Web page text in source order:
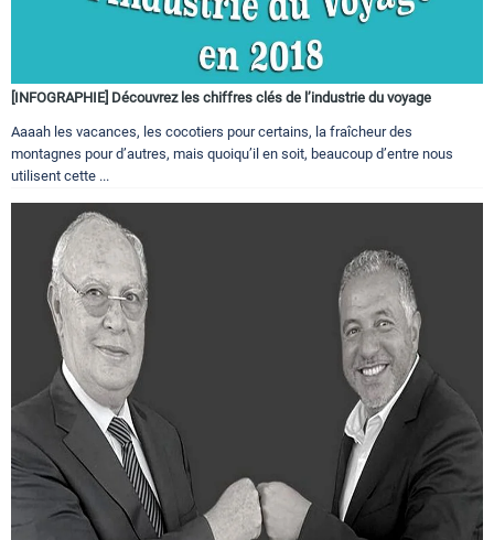
[INFOGRAPHIE] Découvrez les chiffres clés de l’industrie du voyage
Aaaah les vacances, les cocotiers pour certains, la fraîcheur des
montagnes pour d’autres, mais quoiqu’il en soit, beaucoup d’entre nous
utilisent cette ...